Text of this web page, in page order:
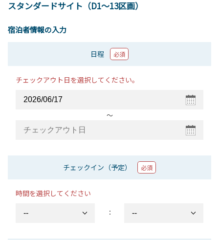
スタンダードサイト（D1～13区画）
宿泊者情報の入力
日程 必須
チェックアウト日を選択してください。
〜
チェックイン（予定） 必須
時間を選択してください
：